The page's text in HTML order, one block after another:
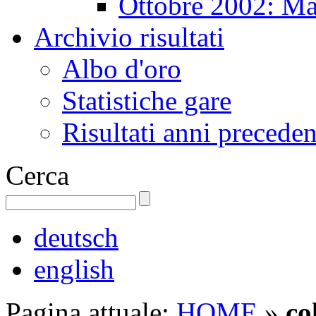
Archivio risultati
Albo d'oro
Statistiche gare
Risultati anni
Cerca
deutsch
english